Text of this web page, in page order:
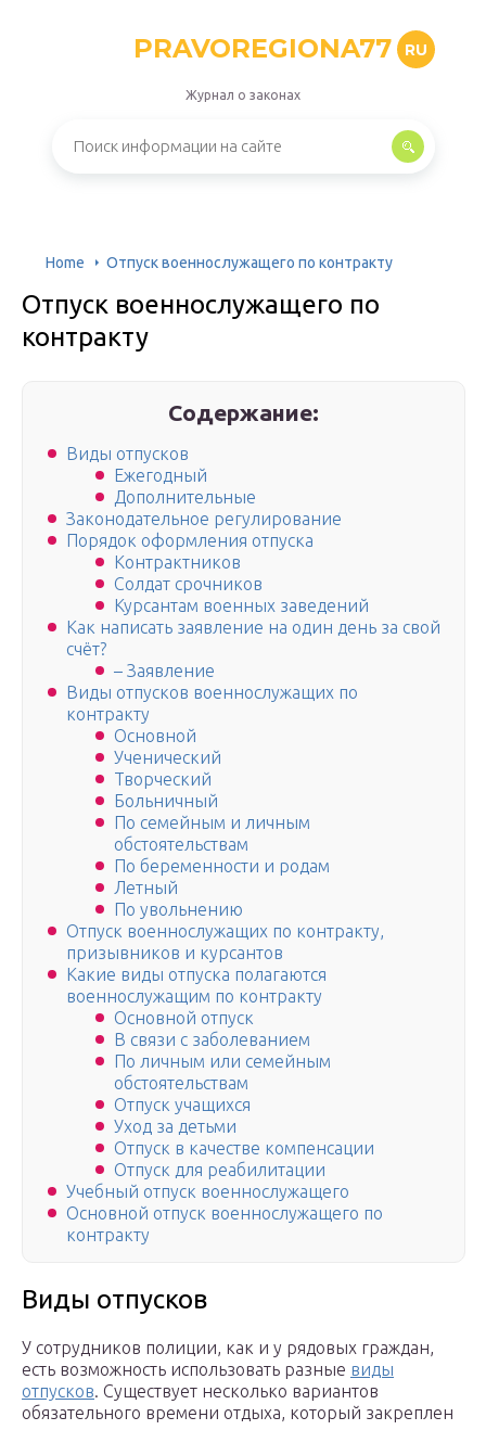
PRAVOREGIONA77 RU
Журнал о законах
Home Отпуск военнослужащего по контракту
Отпуск военнослужащего по
контракту
Содержание:
Виды отпусков
Ежегодный
Дополнительные
Законодательное регулирование
Порядок оформления отпуска
Контрактников
Солдат срочников
Курсантам военных заведений
Как написать заявление на один день за свой
счёт?
– Заявление
Виды отпусков военнослужащих по
контракту
Основной
Ученический
Творческий
Больничный
По семейным и личным
обстоятельствам
По беременности и родам
Летный
По увольнению
Отпуск военнослужащих по контракту,
призывников и курсантов
Какие виды отпуска полагаются
военнослужащим по контракту
Основной отпуск
В связи с заболеванием
По личным или семейным
обстоятельствам
Отпуск учащихся
Уход за детьми
Отпуск в качестве компенсации
Отпуск для реабилитации
Учебный отпуск военнослужащего
Основной отпуск военнослужащего по
контракту
Виды отпусков
У сотрудников полиции, как и у рядовых граждан,
есть возможность использовать разные виды
отпусков. Существует несколько вариантов
обязательного времени отдыха, который закреплен